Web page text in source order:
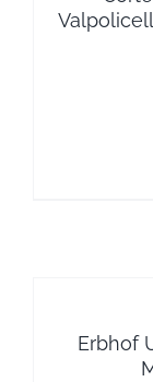
Erbhof